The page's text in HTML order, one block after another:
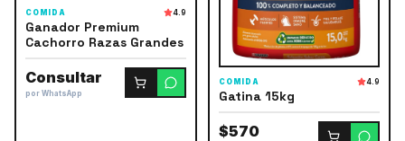
COMIDA 4.9
Ganador Premium
Cachorro Razas Grandes
Consultar
por WhatsApp
COMIDA 4.9
Gatina 15kg
$570